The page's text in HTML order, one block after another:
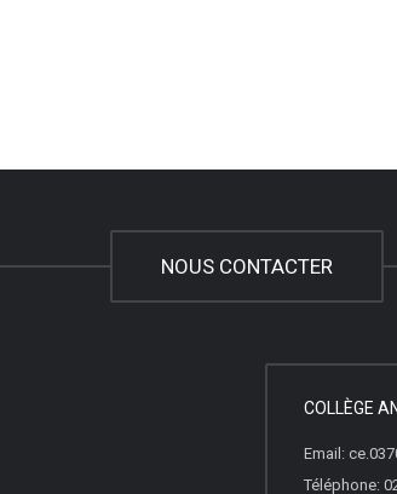
NOUS CONTACTER
COLLÈGE
Email:
Téléphone: